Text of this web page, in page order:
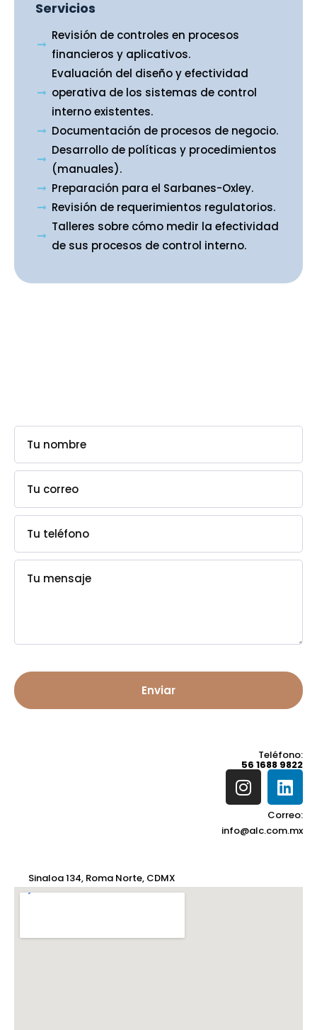
Servicios
Revisión de controles en procesos
financieros y aplicativos.
Evaluación del diseño y efectividad
operativa de los sistemas de control
interno existentes.
Documentación de procesos de negocio.
Desarrollo de políticas y procedimientos
(manuales).
Preparación para el Sarbanes-Oxley.
Revisión de requerimientos regulatorios.
Talleres sobre cómo medir la efectividad
de sus procesos de control interno.
Teléfono:
56 1688 9822
Correo:
info@alc.com.mx
Sinaloa 134, Roma Norte, CDMX